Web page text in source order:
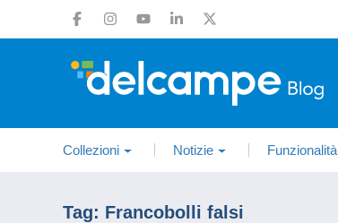
Collezioni Notizie Funzionalità
Tag: Francobolli falsi